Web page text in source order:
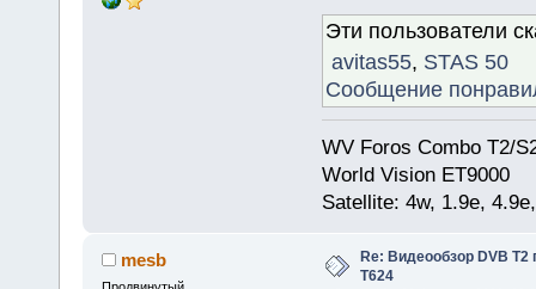
Эти пользователи
avitas55, STAS 50
Сообщение
WV Foros Combo T2/
World Vision ET9000
Satellite: 4w, 1.9е,
mesb
Re: Видеообзор DVB T2
T624